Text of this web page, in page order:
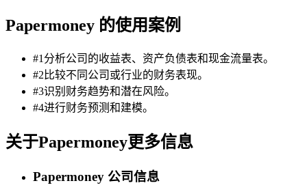
Papermoney 的使用案例
#1分析公司的收益表、资产负债表和现金流量表。
#2比较不同公司或行业的财务表现。
#3识别财务趋势和潜在风险。
#4进行财务预测和建模。
关于Papermoney更多信息
Papermoney 公司信息